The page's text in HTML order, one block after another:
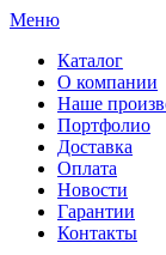
Меню
Каталог
О компании
Наше
Портфолио
Доставка
Оплата
Новости
Гарантии
Контакты